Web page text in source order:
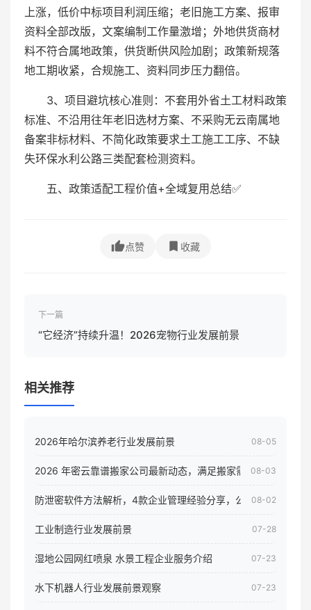
上涨，低价中标项目利润压缩；老旧施工方案、报审
资料全部改版，文案编制工作量激增；外地供货商材
料不符合属地政策，供货断供风险加剧；政策新规落
地工期收紧，合规施工、资料同步压力翻倍。
3、项目避坑核心准则：不套用外省土工材料政策
标准、不沿用往年老旧选材方案、不采购无云南属地
备案非标材料、不简化政策要求土工施工工序、不缺
失环保水利公路三类配套检测资料。
五、政策适配工程价值+全域复用总结✅
点赞 收藏
下一篇
“它经济”持续升温！2026宠物行业发展前景
相关推荐
2026年哈尔滨养老行业发展前景 08-05
2026 年密云靠谱搬家公司最新动态，满足搬家需求！08-03
防泄密软件方法解析，4款企业管理经验分享，公司员工电脑核
08-02
工业制造行业发展前景 07-28
湿地公园网红喷泉 水景工程企业服务介绍 07-23
水下机器人行业发展前景观察 07-23